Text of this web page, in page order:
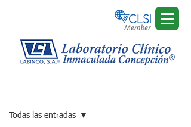
Todas las entradas